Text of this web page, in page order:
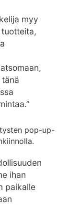
myy
pop-up-
ihan
paikalle